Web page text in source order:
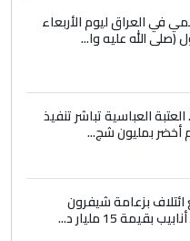
في العراق ليوم الأربعاء
الله عليه وا...
العتبة العباسية تباشر تنفيذ
أخضر بمليون شج...
بزعامة شيفرون
15 مليار د...